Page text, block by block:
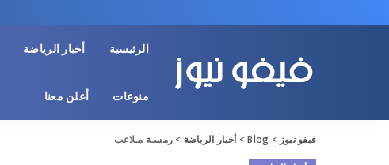
الرئيسية أخبار الرياضة
منوعات أعلن معنا
فيفو نيوز >
Blog
> أخبار الرياضة > رمسـة مـلاعب